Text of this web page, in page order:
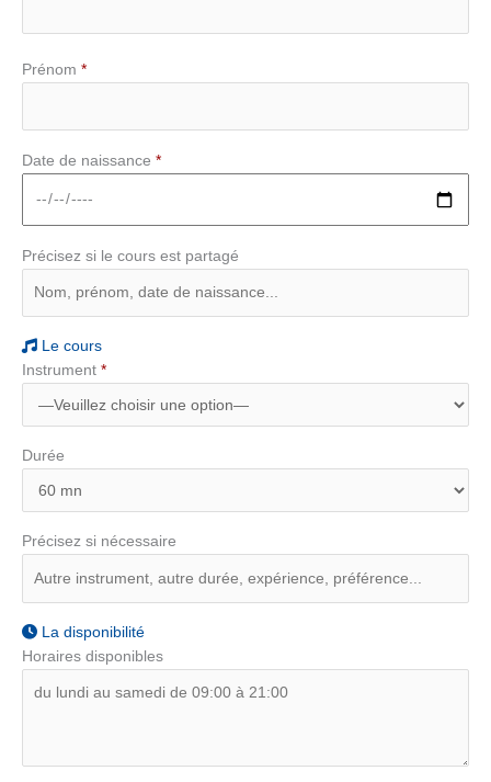
Prénom *
Date de naissance *
Précisez si le cours est partagé
Le cours
Instrument *
Durée
Précisez si nécessaire
La disponibilité
Horaires disponibles